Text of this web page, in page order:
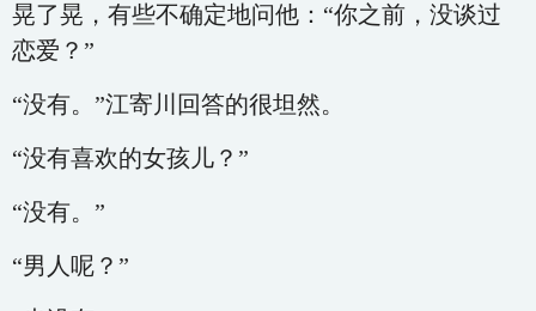
晃了晃，有些不确定地问他：“你之前，没谈过
恋爱？”
“没有。”江寄川回答的很坦然。
“没有喜欢的女孩儿？”
“没有。”
“男人呢？”